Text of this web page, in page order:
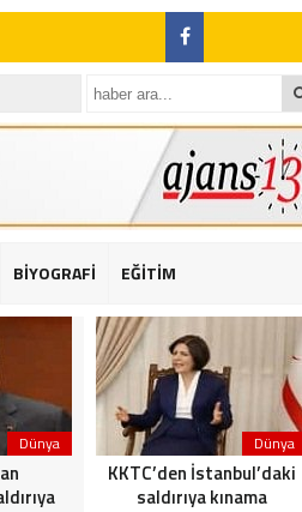
2 yaralı
BİYOGRAFİ EĞİTİM
Dünya Dünya
KKTC’den İstanbul’daki
saldırıya kınama